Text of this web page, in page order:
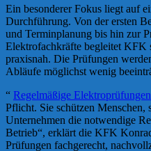
Ein besonderer Fokus liegt auf
Durchführung. Von der ersten
und Terminplanung bis hin zur
Elektrofachkräfte begleitet KFK
praxisnah. Die Prüfungen
Abläufe möglichst wenig
“ Regelmäßige Elektroprüfungen
Pflicht. Sie schützen Menschen,
Unternehmen die notwendige
Betrieb“, erklärt die KFK
Prüfungen fachgerecht,